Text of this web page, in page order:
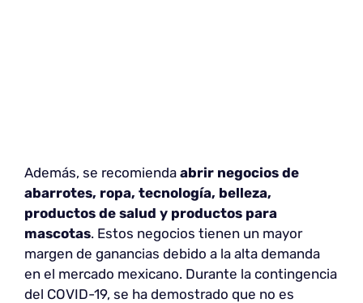
Además, se recomienda abrir negocios de
abarrotes, ropa, tecnología, belleza,
productos de salud y productos para
mascotas. Estos negocios tienen un mayor
margen de ganancias debido a la alta demanda
en el mercado mexicano. Durante la contingencia
del COVID-19, se ha demostrado que no es